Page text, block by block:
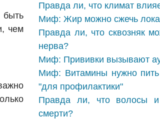
быть
чем
Правда ли, что климат
Миф: Жир можно сжечь
Правда ли, что сквозняк
нерва?
Миф: Прививки вызывают
Миф: Витамины нужно
"для профилактики"
Правда ли, что волосы и
смерти?